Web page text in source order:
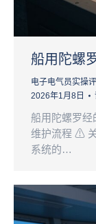
船用陀螺
电子电气员实操
2026年1月8日
船用陀螺罗经
维护流程 ⚠
系统的…